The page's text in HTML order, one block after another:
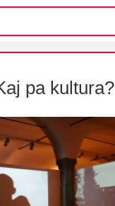
pa kultura?